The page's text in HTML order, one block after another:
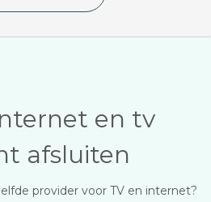
en tv
afsluiten
provider voor TV en internet?